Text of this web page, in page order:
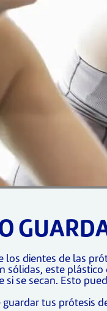
los dientes de las
sólidas, este
si se secan. Esto
guardar tus prótesis